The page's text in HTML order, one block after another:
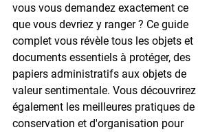
vous vous demandez exactement ce
que vous devriez y ranger ? Ce guide
complet vous révèle tous les objets et
documents essentiels à protéger, des
papiers administratifs aux objets de
valeur sentimentale. Vous découvrirez
également les meilleures pratiques de
conservation et d'organisation pour